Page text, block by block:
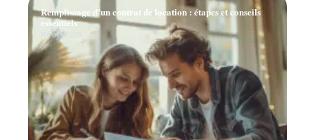
Remplissage d’un contrat de location : étapes et conseils
essentiels
11 mars 2026